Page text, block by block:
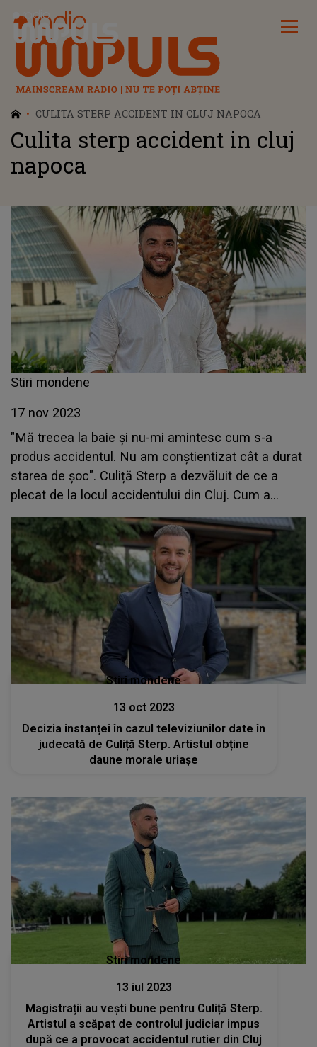
Radio Impuls
CULITA STERP ACCIDENT IN CLUJ NAPOCA
Culita sterp accident in cluj
napoca
Stiri mondene
17 nov 2023
"Mă trecea la baie și nu-mi amintesc cum s-a
produs accidentul. Nu am conștientizat cât a durat
starea de şoc". Culiță Sterp a dezvăluit de ce a
plecat de la locul accidentului din Cluj. Cum a
decurs întreaga întâmplare
Stiri mondene
13 oct 2023
Decizia instanței în cazul televiziunilor date în
judecată de Culiță Sterp. Artistul obține
daune morale uriașe
Stiri mondene
13 iul 2023
Magistrații au vești bune pentru Culiță Sterp.
Artistul a scăpat de controlul judiciar impus
după ce a provocat accidentul rutier din Cluj